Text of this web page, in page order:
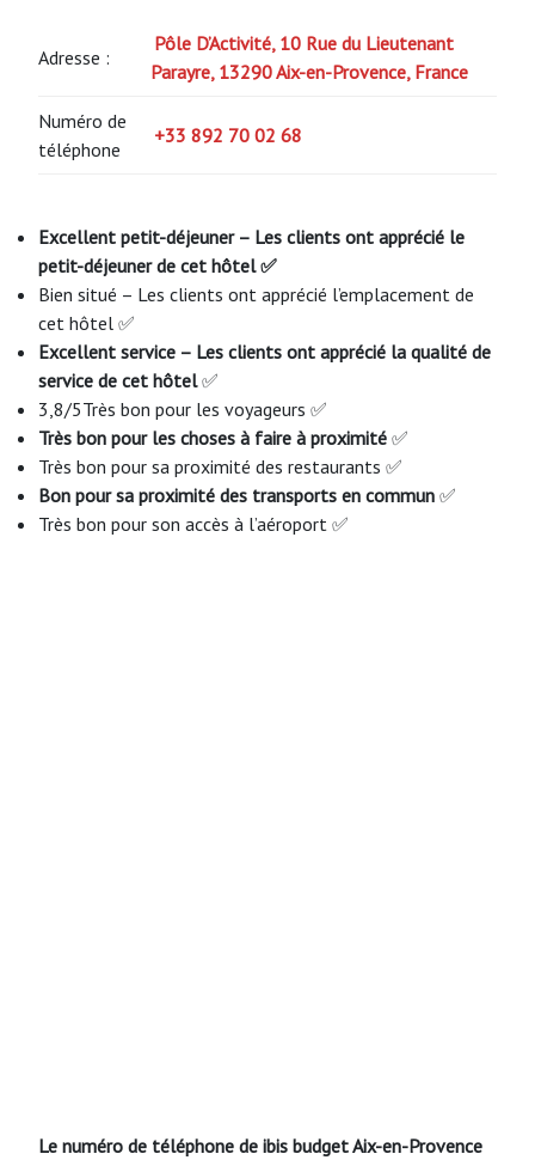
Adresse :
Pôle D’Activité, 10 Rue du Lieutenant
Parayre, 13290 Aix-en-Provence, France
Numéro de
téléphone
+33 892 70 02 68
Excellent petit-déjeuner – Les clients ont apprécié le
petit-déjeuner de cet hôtel ✅
Bien situé – Les clients ont apprécié l’emplacement de
cet hôtel ✅
Excellent service – Les clients ont apprécié la qualité de
service de cet hôtel✅
3,8/5Très bon pour les voyageurs ✅
Très bon pour les choses à faire à proximité ✅
Très bon pour sa proximité des restaurants ✅
Bon pour sa proximité des transports en commun ✅
Très bon pour son accès à l’aéroport ✅
Le numéro de téléphone de ibis budget Aix-en-Provence